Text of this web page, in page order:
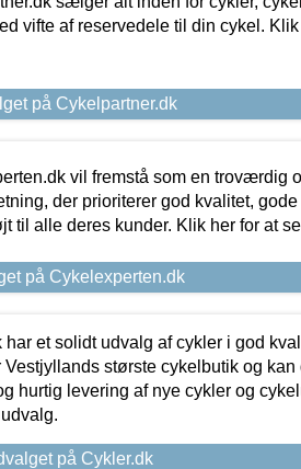
vifte af reservedele til din cykel.
på Cykelpartner.dk
vil fremstå som en troværdig
der prioriterer god kvalitet,
til alle deres kunder. Klik her for at
på Cykelexperten.dk
har et solidt udvalg af cykler i god
Vestjyllands største cykelbutik og kan
hurtig levering af nye cykler og
på Cykler.dk